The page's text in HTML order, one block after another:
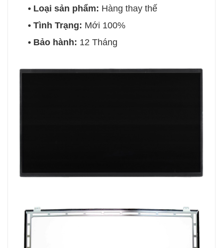
• Loại sản phẩm: Hàng thay thế
• Tình Trạng: Mới 100%
• Bảo hành: 12 Tháng